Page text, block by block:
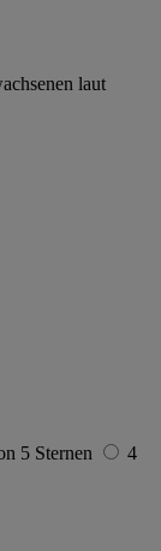
laut
5 Sternen
4